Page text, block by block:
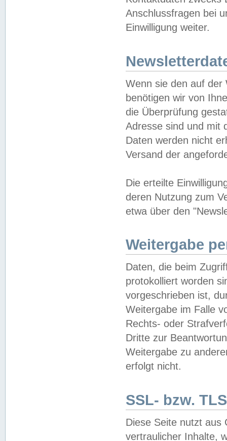
Anschlussfragen bei
Einwilligung weiter.
Wenn sie den auf der
benötigen wir von
die Überprüfung
Adresse sind und mit
Daten werden nicht
Versand der
Die erteilte
deren Nutzung zum
etwa über den
Weitergabe
Daten, die beim
protokolliert worden
vorgeschrieben ist,
Weitergabe im Falle
Rechts- oder
Dritte zur
Weitergabe zu
erfolgt nicht.
SSL- bzw.
Diese Seite nutzt aus
vertraulicher Inhalte,